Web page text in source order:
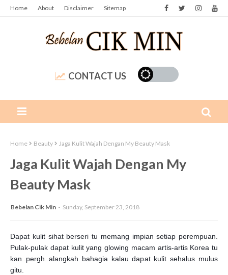
Home About Disclaimer Sitemap
CONTACT US
Home Beauty Jaga Kulit Wajah Dengan My Beauty Mask
Jaga Kulit Wajah Dengan My
Beauty Mask
Bebelan Cik Min Sunday, September 23, 2018
Dapat kulit sihat berseri tu memang impian setiap perempuan.
Pulak-pulak dapat kulit yang glowing macam artis-artis Korea tu
kan..pergh..alangkah bahagia kalau dapat kulit sehalus mulus
gitu.